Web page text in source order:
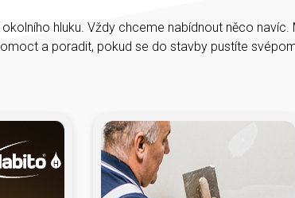
hluku. Vždy chceme nabídnout něco navíc.
a poradit, pokud se do stavby pustíte